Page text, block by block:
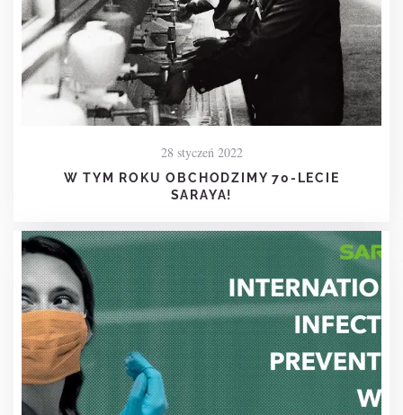
28 styczeń 2022
W TYM ROKU OBCHODZIMY 70-LECIE
SARAYA!